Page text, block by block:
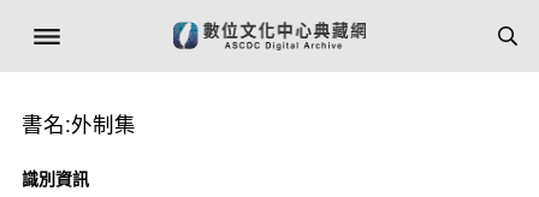
書名:外制集
識別資訊